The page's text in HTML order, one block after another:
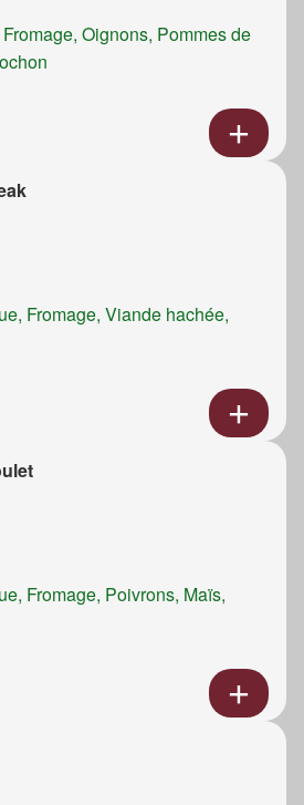
Oignons, Pommes de
Fromage, Viande hachée,
Fromage, Poivrons, Maïs,